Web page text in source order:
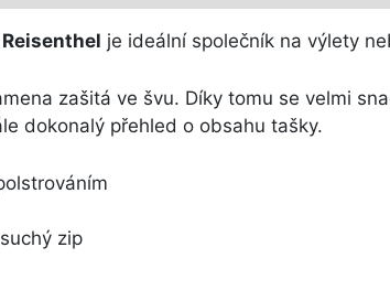
je ideální společník na výlety
zašitá ve švu. Díky tomu se velmi
dokonalý přehled o obsahu tašky.
zip